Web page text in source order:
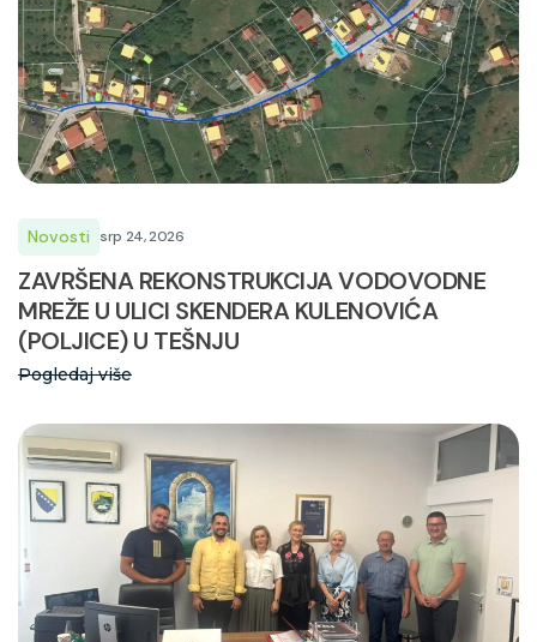
Novosti srp 24, 2026
ZAVRŠENA REKONSTRUKCIJA VODOVODNE
MREŽE U ULICI SKENDERA KULENOVIĆA
(POLJICE) U TEŠNJU
Pogledaj više